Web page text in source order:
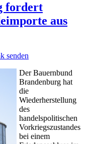
fordert
aus
senden
Der Bauernbund
Brandenburg hat
die
Wiederherstellung
des
handelspolitischen
Vorkriegszustandes
bei einem